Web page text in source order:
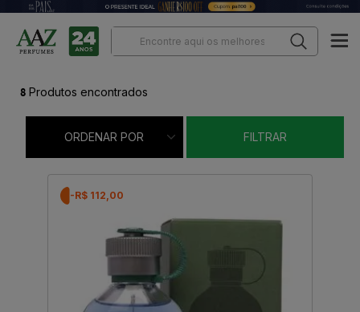
8 Produtos encontrados
ORDENAR POR FILTRAR
-R$ 112,00